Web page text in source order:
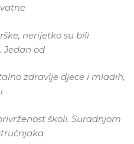
nerijetko su bili
Jedan od
zdravlje djece i mladih,
školi. Suradnjom